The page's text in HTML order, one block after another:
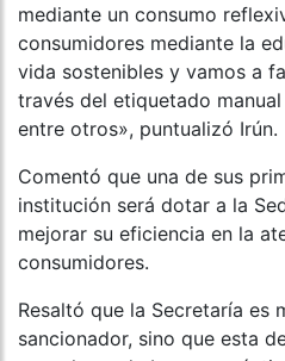
mediante un consumo
consumidores mediante la
vida sostenibles y vamos a
través del etiquetado
entre otros», puntualizó Irún.
Comentó que una de sus
institución será dotar a la
mejorar su eficiencia en la
consumidores.
Resaltó que la Secretaría es
sancionador, sino que esta